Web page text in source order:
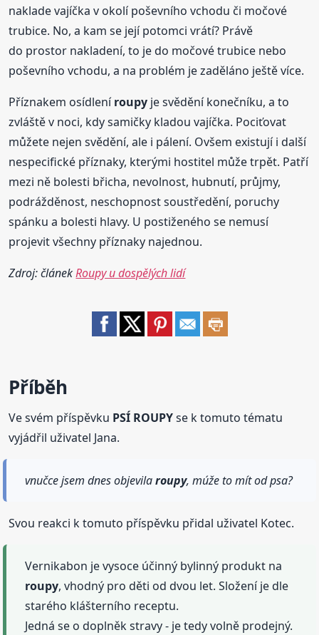
naklade vajíčka v okolí poševního vchodu či močové
trubice. No, a kam se její potomci vrátí? Právě
do prostor nakladení, to je do močové trubice nebo
poševního vchodu, a na problém je zaděláno ještě více.
Příznakem osídleníroupy je svědění konečníku, a to
zvláště v noci, kdy samičky kladou vajíčka. Pociťovat
můžete nejen svědění, ale i pálení. Ovšem existují i další
nespecifické příznaky, kterými hostitel může trpět. Patří
mezi ně bolesti břicha, nevolnost, hubnutí, průjmy,
podrážděnost, neschopnost soustředění, poruchy
spánku a bolesti hlavy. U postiženého se nemusí
projevit všechny příznaky najednou.
Zdroj: článekRoupy u dospělých lidí
Příběh
Ve svém příspěvku PSÍ ROUPYse k tomuto tématu
vyjádřil uživatel Jana.
vnučce jsem dnes objevilaroupy, múže to mít od psa?
Svou reakci k tomuto příspěvku přidal uživatel Kotec.
Vernikabon je vysoce účinný bylinný produkt na
roupy, vhodný pro děti od dvou let. Složení je dle
starého klášterního receptu.
Jedná se o doplněk stravy - je tedy volně prodejný.